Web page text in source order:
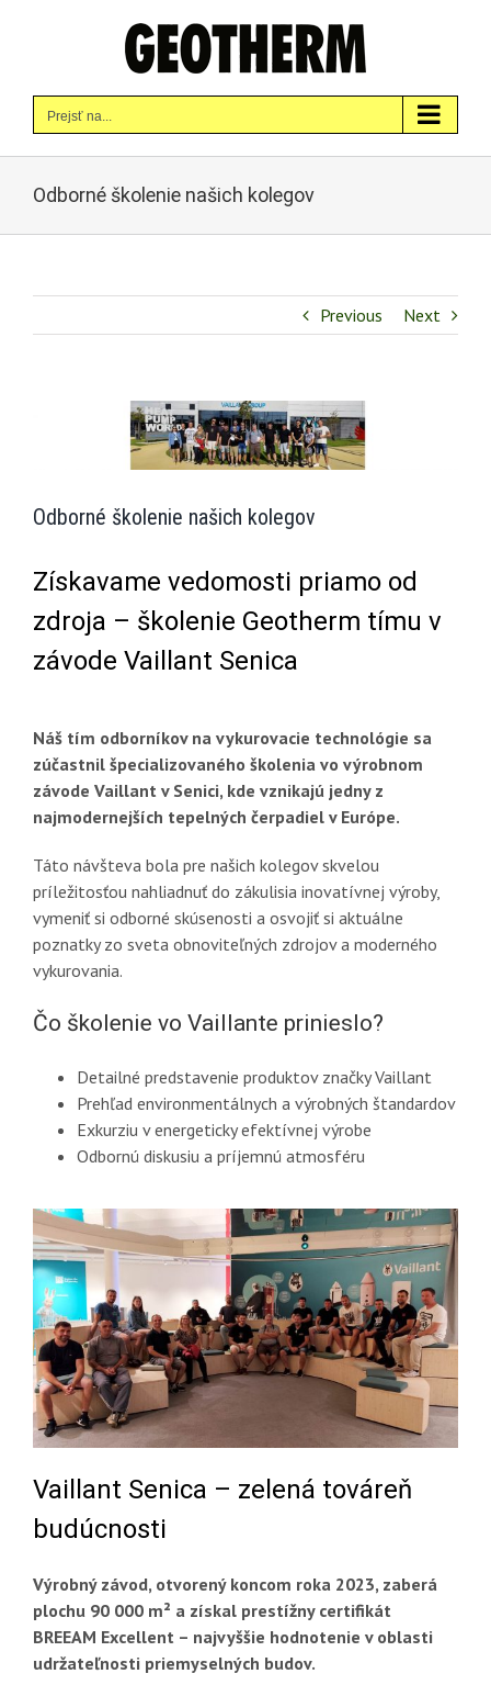
Prejsť na...
Odborné školenie našich kolegov
Previous Next
Odborné školenie našich kolegov
Získavame vedomosti priamo od
zdroja – školenie Geotherm tímu v
závode Vaillant Senica
Náš tím odborníkov na vykurovacie technológie sa
zúčastnil špecializovaného školenia vo výrobnom
závode Vaillant v Senici, kde vznikajú jedny z
najmodernejších tepelných čerpadiel v Európe.
Táto návšteva bola pre našich kolegov skvelou
príležitosťou nahliadnuť do zákulisia inovatívnej výroby,
vymeniť si odborné skúsenosti a osvojiť si aktuálne
poznatky zo sveta obnoviteľných zdrojov a moderného
vykurovania.
Čo školenie vo Vaillante prinieslo?
Detailné predstavenie produktov značky Vaillant
Prehľad environmentálnych a výrobných štandardov
Exkurziu v energeticky efektívnej výrobe
Odbornú diskusiu a príjemnú atmosféru
Vaillant Senica – zelená továreň
budúcnosti
Výrobný závod, otvorený koncom roka 2023, zaberá
plochu 90 000 m² a získal prestížny certifikát
BREEAM Excellent – najvyššie hodnotenie v oblasti
udržateľnosti priemyselných budov.